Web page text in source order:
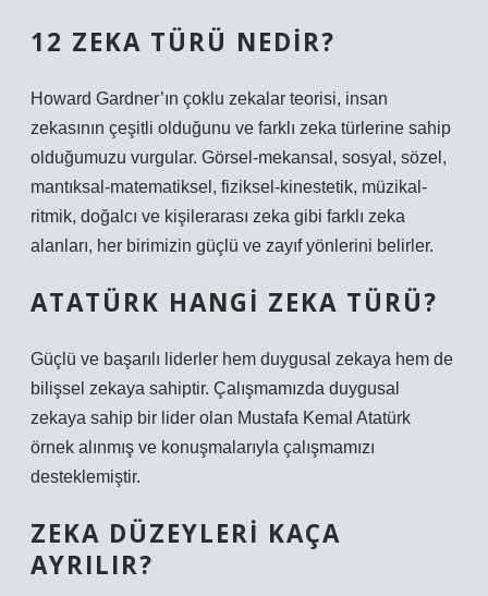
12 ZEKA TÜRÜ NEDIR?
Howard Gardner’ın çoklu zekalar teorisi, insan
zekasının çeşitli olduğunu ve farklı zeka türlerine sahip
olduğumuzu vurgular. Görsel-mekansal, sosyal, sözel,
mantıksal-matematiksel, fiziksel-kinestetik, müzikal-
ritmik, doğalcı ve kişilerarası zeka gibi farklı zeka
alanları, her birimizin güçlü ve zayıf yönlerini belirler.
ATATÜRK HANGI ZEKA TÜRÜ?
Güçlü ve başarılı liderler hem duygusal zekaya hem de
bilişsel zekaya sahiptir. Çalışmamızda duygusal
zekaya sahip bir lider olan Mustafa Kemal Atatürk
örnek alınmış ve konuşmalarıyla çalışmamızı
desteklemiştir.
ZEKA DÜZEYLERI KAÇA
AYRILIR?